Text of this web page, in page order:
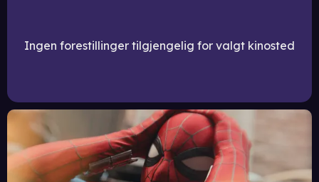
Ingen forestillinger tilgjengelig for valgt kinosted